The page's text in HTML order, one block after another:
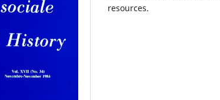
resources.